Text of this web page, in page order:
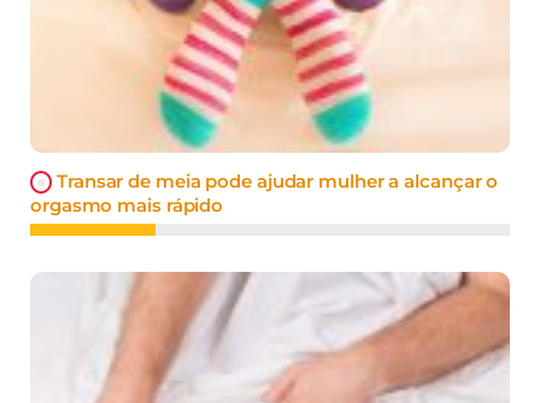
Transar de meia pode ajudar mulher a alcançar o
orgasmo mais rápido